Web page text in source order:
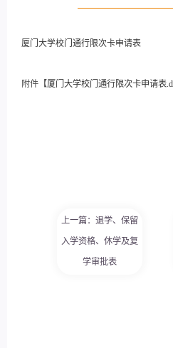
厦门大学校门通行限次卡申请表
附件【厦门大学校门通行限次卡申请表
上一篇：退学、保留
入学资格、休学及复
学审批表